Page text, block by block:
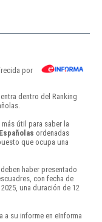
por
dentro del Ranking
más útil para saber la
ordenadas
que ocupa una
haber presentado
con fecha de
una duración de 12
a su informe en eInforma